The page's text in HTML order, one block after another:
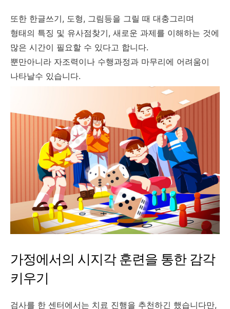
또한 한글쓰기, 도형, 그림등을 그릴 때 대충그리며
형태의 특징 및 유사점찾기, 새로운 과제를 이해하는 것에
많은 시간이 필요할 수 있다고 합니다.
뿐만아니라 자조력이나 수행과정과 마무리에 어려움이
나타날수 있습니다.
가정에서의 시지각 훈련을 통한 감각
키우기
검사를 한 센터에서는 치료 진행을 추천하긴 했습니다만,